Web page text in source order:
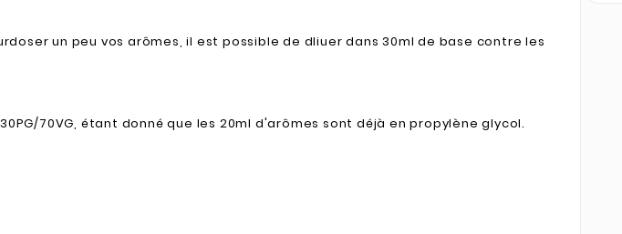
un peu vos arômes, il est possible de dliuer dans 30ml de base contre les
70VG, étant donné que les 20ml d'arômes sont déjà en propylène glycol.